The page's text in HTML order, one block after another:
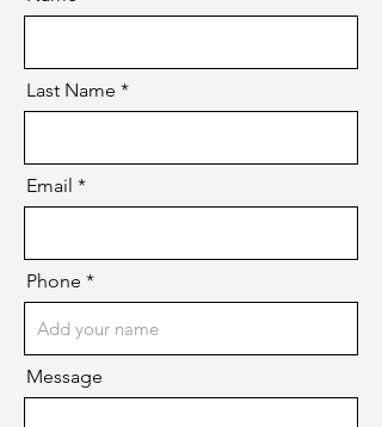
Last Name
Email
Phone
Message